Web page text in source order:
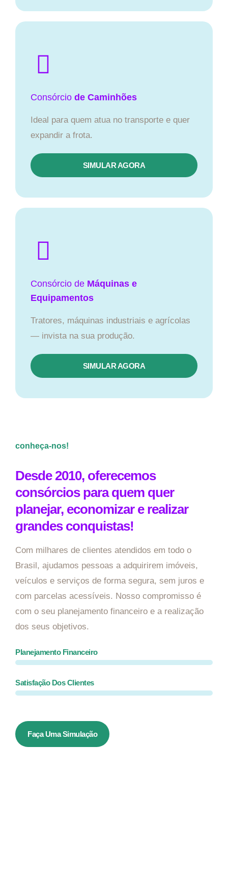
Consórcio de Caminhões
Ideal para quem atua no transporte e quer
expandir a frota.
SIMULAR AGORA
Consórcio de Máquinas e
Equipamentos
Tratores, máquinas industriais e agrícolas
— invista na sua produção.
SIMULAR AGORA
conheça-nos!
Desde 2010, oferecemos
consórcios para quem quer
planejar, economizar e realizar
grandes conquistas!
Com milhares de clientes atendidos em todo o
Brasil, ajudamos pessoas a adquirirem imóveis,
veículos e serviços de forma segura, sem juros e
com parcelas acessíveis. Nosso compromisso é
com o seu planejamento financeiro e a realização
dos seus objetivos.
Planejamento Financeiro
Satisfação Dos Clientes
Faça Uma Simulação